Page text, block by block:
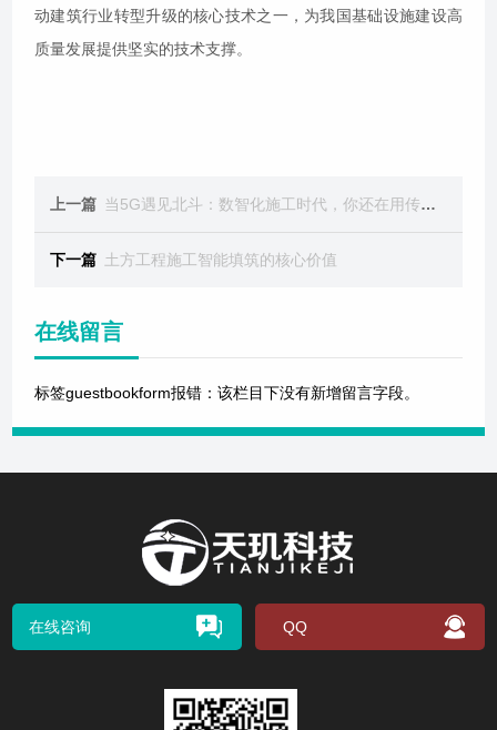
动建筑行业转型升级的核心技术之一，为我国基础设施建设高
质量发展提供坚实的技术支撑。
上一篇 当5G遇见北斗：数智化施工时代，你还在用传统方式打桩吗？
下一篇 土方工程施工智能填筑的核心价值
在线留言
标签guestbookform报错：该栏目下没有新增留言字段。
在线咨询 QQ